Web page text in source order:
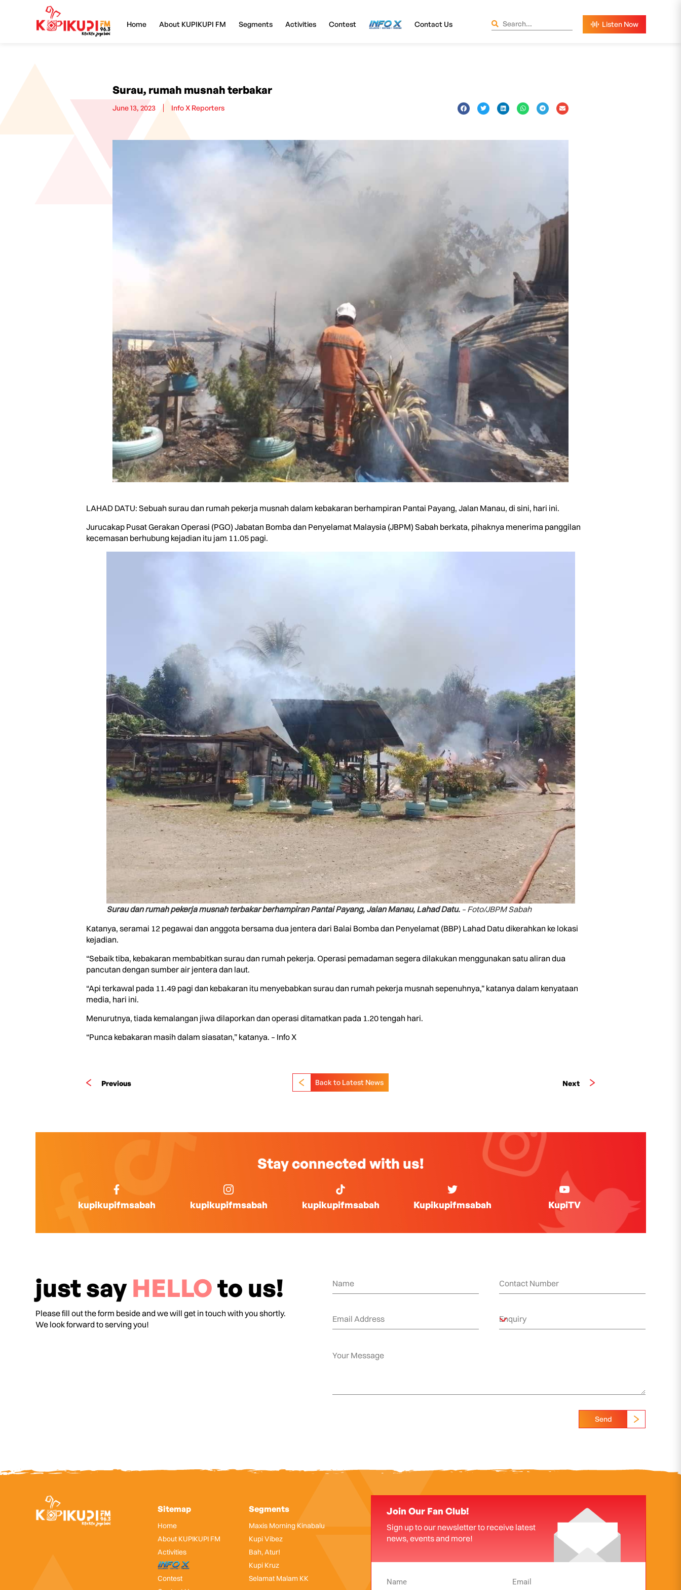
Home About KUPIKUPI FM Segments Activities Contest InfoX Contact Us
Surau, rumah musnah terbakar
June 13, 2023 Info X Reporters
LAHAD DATU: Sebuah surau dan rumah pekerja musnah dalam kebakaran berhampiran Pantai Payang, Jalan Manau, di sini, hari ini.
Jurucakap Pusat Gerakan Operasi (PGO) Jabatan Bomba dan Penyelamat Malaysia (JBPM) Sabah berkata, pihaknya menerima panggilan
kecemasan berhubung kejadian itu jam 11.05 pagi.
Surau dan rumah pekerja musnah terbakar berhampiran Pantai Payang, Jalan Manau, Lahad Datu. – Foto/JBPM Sabah
Katanya, seramai 12 pegawai dan anggota bersama dua jentera dari Balai Bomba dan Penyelamat (BBP) Lahad Datu dikerahkan ke lokasi
kejadian.
“Sebaik tiba, kebakaran membabitkan surau dan rumah pekerja. Operasi pemadaman segera dilakukan menggunakan satu aliran dua
pancutan dengan sumber air jentera dan laut.
“Api terkawal pada 11.49 pagi dan kebakaran itu menyebabkan surau dan rumah pekerja musnah sepenuhnya,” katanya dalam kenyataan
media, hari ini.
Menurutnya, tiada kemalangan jiwa dilaporkan dan operasi ditamatkan pada 1.20 tengah hari.
“Punca kebakaran masih dalam siasatan,” katanya. – Info X
Previous Next
Back to Latest News
Stay connected with us!
kupikupifmsabah kupikupifmsabah kupikupifmsabah Kupikupifmsabah KupiTV
just say HELLOto us!
Please fill out the form beside and we will get in touch with you shortly.
We look forward to serving you!
Send
Sitemap
Home
About KUPIKUPI FM
Activities
InfoX
Contest
Segments
Maxis Morning Kinabalu
Kupi Vibez
Bah, Atur!
Kupi Kruz
Selamat Malam KK
Join Our Fan Club!
Sign up to our newsletter to receive latest
news, events and more!